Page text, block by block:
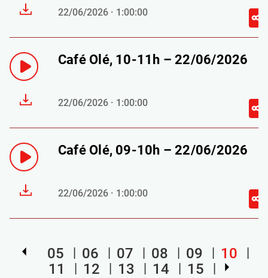
22/06/2026 · 1:00:00
Café Olé, 10-11h – 22/06/2026
22/06/2026 · 1:00:00
Café Olé, 09-10h – 22/06/2026
22/06/2026 · 1:00:00
05 06 07 08 09
10
11
12 13 14 15